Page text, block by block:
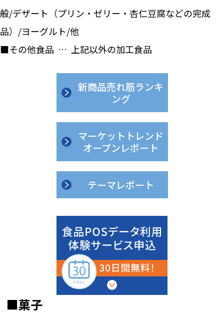
般/デザート（プリン・ゼリー・杏仁豆腐などの完成
品）/ヨーグルト/他
■その他食品 … 上記以外の加工食品
新商品売れ筋ランキ
ング
マーケットトレンド
オープンレポート
テーマレポート
■菓子